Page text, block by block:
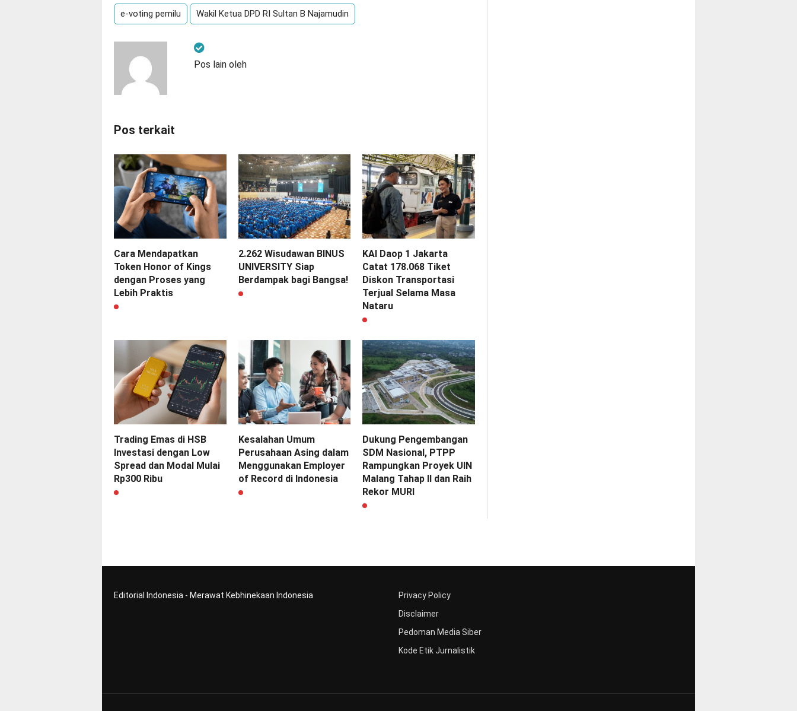
e-voting pemilu Wakil Ketua DPD RI Sultan B Najamudin
Pos lain oleh
Pos terkait
Cara Mendapatkan
Token Honor of Kings
dengan Proses yang
Lebih Praktis
2.262 Wisudawan BINUS
UNIVERSITY Siap
Berdampak bagi Bangsa!
KAI Daop 1 Jakarta
Catat 178.068 Tiket
Diskon Transportasi
Terjual Selama Masa
Nataru
Trading Emas di HSB
Investasi dengan Low
Spread dan Modal Mulai
Rp300 Ribu
Kesalahan Umum
Perusahaan Asing dalam
Menggunakan Employer
of Record di Indonesia
Dukung Pengembangan
SDM Nasional, PTPP
Rampungkan Proyek UIN
Malang Tahap II dan Raih
Rekor MURI
Privacy Policy
Disclaimer
Pedoman Media Siber
Kode Etik Jurnalistik
Editorial Indonesia - Merawat Kebhinekaan Indonesia